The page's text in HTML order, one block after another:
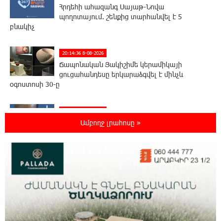
Հրդեհի ահազանգ Սայաթ-Նովա
պողոտայում. շենքից տարհանվել է 5
բնակիչ
20:14:36 8-08-2026
Ճապոնական Յակիշիմե կերամիկայի
ցուցահանդեսը երկարաձգվել է մինչև
օգոստոսի 30-ը
Որոնվում է նախաձեռնված քրեական
վարույթի շրջանակներում
են ունեցել
19:19:12 8-08-2026
Չհանե´ս խաչդ, Հայաստան աշխարհ․ Ուժեղ
Ամբողջ լրահոսը »